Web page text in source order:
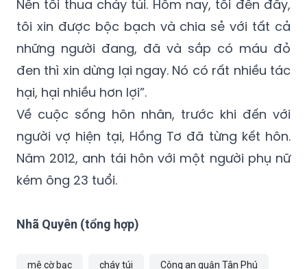
những người đang, đã và sắp có máu đỏ
đen thì xin dừng lại ngay. Nó có rất nhiều tác
hại, hại nhiều hơn lợi”.
Về cuộc sống hôn nhân, trước khi đến với
người vợ hiện tại, Hồng Tơ đã từng kết hôn.
Năm 2012, anh tái hôn với một người phụ nữ
kém ông 23 tuổi.
Nhã Quyên (tổng hợp)
mê cờ bạc cháy túi